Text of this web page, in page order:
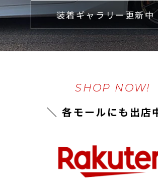
装着ギャラリー更新中
SHOP NOW!
＼ 各モールにも出店